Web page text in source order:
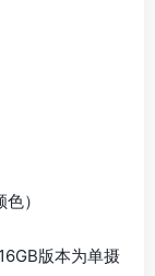
）
版本为单摄